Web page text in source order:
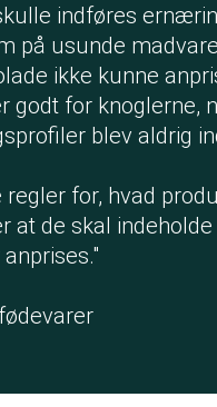
indføres
på usunde
ikke kunne
godt for knoglerne,
blev aldrig
for, hvad
at de skal